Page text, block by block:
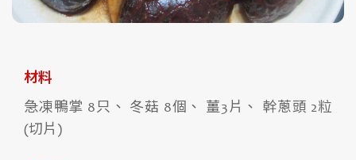
材料
急凍鴨掌 8只、 冬菇 8個、 薑3片、 幹蔥頭 2粒
(切片)